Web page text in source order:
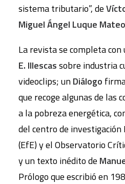
sistema tributario”, de
Miguel Ángel Luque Mateo
La revista se completa con
E. Illescassobre industria
videoclips; unDiálogo
que recoge algunas de las
a la pobreza energética,
del centro de
(EfE) y el Observatorio
y un texto inédito de
Prólogo que escribió en